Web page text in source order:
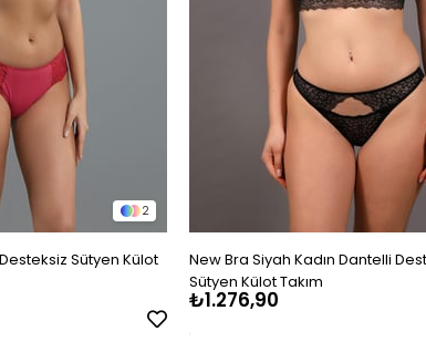
2
Sütyen Külot
New Bra Siyah Kadın Dantelli
Sütyen Külot Takım
₺1.276,90